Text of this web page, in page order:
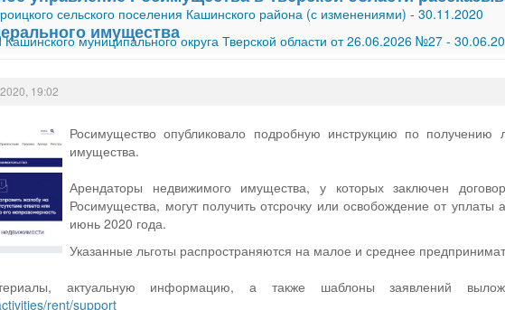
сельского поселения Кашинского района (с изменениями) - 30.11.2020
муниципального округа Тверской области от 26.06.2026 №27 -
имущества
19:02
Росимущество опубликовало подробную инструкцию по получению
имущества.
Арендаторы недвижимого имущества, у которых заключен
Росимущества, могут получить отсрочку или освобождение от
июнь 2020 года.
Указанные льготы распространяются на малое и среднее
актуальную информацию, а также шаблоны заявлений
rent/support